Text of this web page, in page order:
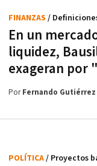
En un
liquidez,
exageran por
FINANZAS /
PorFernando Gutiérrez
POLÍTICA/ Proyectos